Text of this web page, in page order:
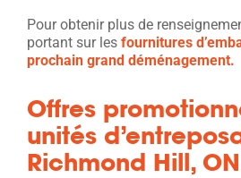
Pour obtenir plus de
portant sur les fournitures
prochain grand déménagement.
Offres
unités
Richmond Hill, ON